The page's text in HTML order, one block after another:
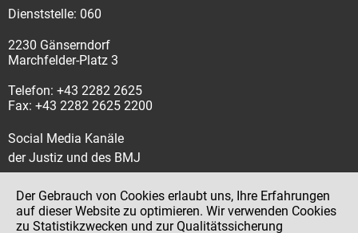
Dienststelle: 060
2230 Gänserndorf
Marchfelder-Platz 3
Telefon: +43 2282 2625
Fax: +43 2282 2625 2200
Social Media Kanäle
der Justiz und des BMJ
Impressum
Der Gebrauch von Cookies erlaubt uns, Ihre Erfahrungen
auf dieser Website zu optimieren. Wir verwenden Cookies
zu Statistikzwecken und zur Qualitätssicherung